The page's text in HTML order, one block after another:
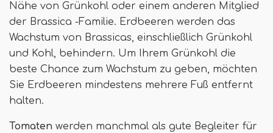
Nähe von Grünkohl oder einem anderen Mitglied
der Brassica -Familie. Erdbeeren werden das
Wachstum von Brassicas, einschließlich Grünkohl
und Kohl, behindern. Um Ihrem Grünkohl die
beste Chance zum Wachstum zu geben, möchten
Sie Erdbeeren mindestens mehrere Fuß entfernt
halten.
Tomaten werden manchmal als gute Begleiter für